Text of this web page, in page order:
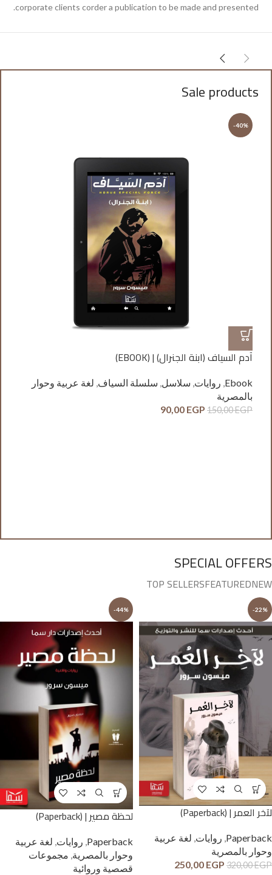
corporate clients corder a publication to be made and presented.
Sale products
-40%
آدم السياف (ابنة الجنرال) | (EBOOK)
Ebook
, روايات, سلاسل, سلسلة السياف, لغة عربية وحوار
بالمصرية
150,00EGP
90,00 EGP
SPECIAL OFFERS
NEW
FEATURED
TOP SELLERS
-22%
لآخر العمر | (Paperback)
Paperback
, روايات, لغة عربية
وحوار بالمصرية
320,00EGP
250,00 EGP
-44%
لحظة مصير | (Paperback)
Paperback
, روايات, لغة عربية
وحوار بالمصرية, مجموعات
قصصية وروائية